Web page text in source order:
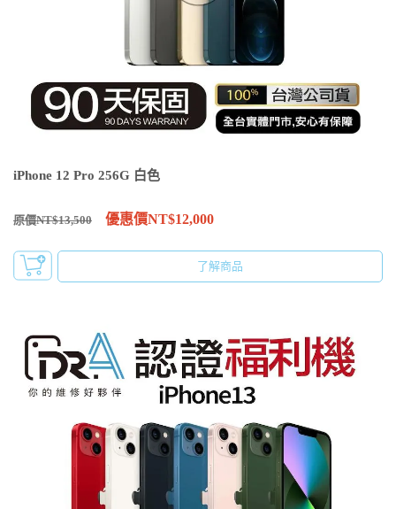
iPhone 12 Pro 256G 白色
原價NT$13,500 優惠價NT$12,000
了解商品